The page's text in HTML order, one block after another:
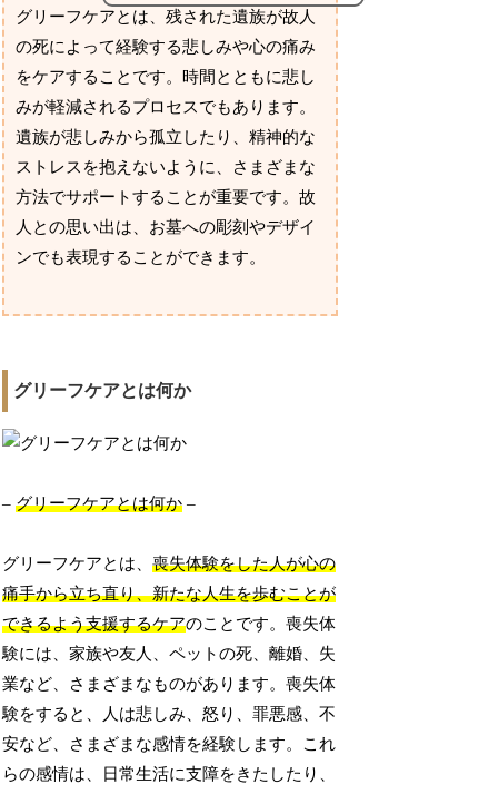
グリーフケアとは、残された遺族が故人
の死によって経験する悲しみや心の痛み
をケアすることです。時間とともに悲し
みが軽減されるプロセスでもあります。
遺族が悲しみから孤立したり、精神的な
ストレスを抱えないように、さまざまな
方法でサポートすることが重要です。故
人との思い出は、お墓への彫刻やデザイ
ンでも表現することができます。
グリーフケアとは何か
–グリーフケアとは何か –
グリーフケアとは、喪失体験をした人が心の
痛手から立ち直り、新たな人生を歩むことが
できるよう支援するケアのことです。喪失体
験には、家族や友人、ペットの死、離婚、失
業など、さまざまなものがあります。喪失体
験をすると、人は悲しみ、怒り、罪悪感、不
安など、さまざまな感情を経験します。これ
らの感情は、日常生活に支障をきたしたり、